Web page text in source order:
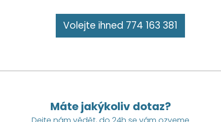
Volejte ihned 774 163 381
Máte jakýkoliv dotaz?